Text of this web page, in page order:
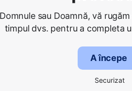
sau Doamnă, vă
timpul dvs. pentru a completa
A începe
Securizat